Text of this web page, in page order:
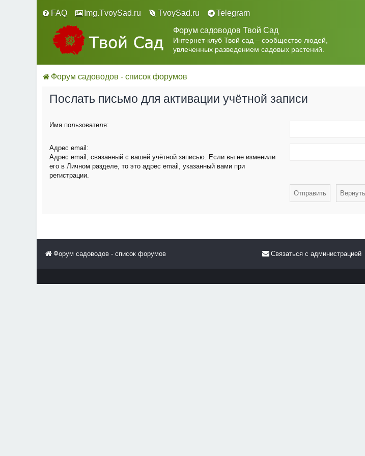
FAQ Img.TvoySad.ru TvoySad.ru
Telegram
Форум садоводов Твой Сад
Интернет-клуб Твой сад – сообщество людей,
увлеченных разведением садовых растений.
Форум садоводов - список форумов
Послать письмо для активации учётной записи
Имя пользователя:
Адрес email:
Адрес email, связанный с вашей учётной записью. Если вы не изменили
его в Личном разделе, то это адрес email, указанный вами при
регистрации.
Форум садоводов - список форумов Связаться с администрацией